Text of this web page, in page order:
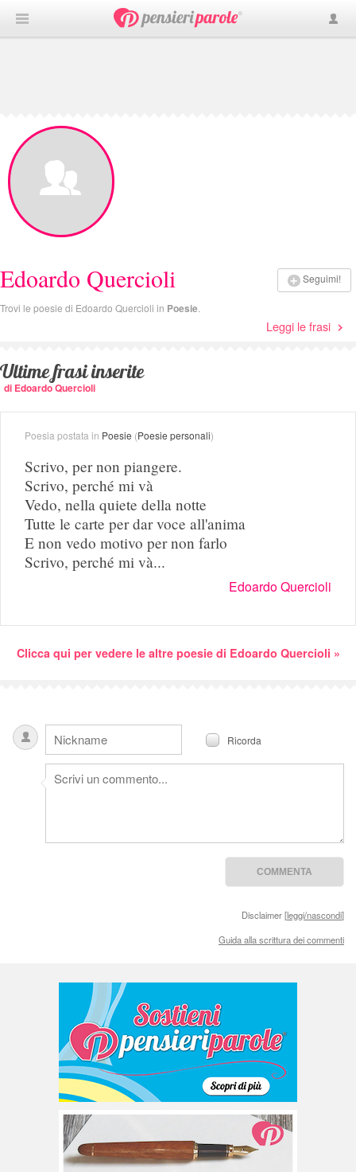
Seguimi!
Edoardo Quercioli
Trovi le poesie di Edoardo Quercioli in Poesie
Leggi le frasi
Ultime frasi inserite
di Edoardo Quercioli
Poesia postata in Poesie (Poesie personali)
Scrivo, per non piangere.
Scrivo, perché mi và
Vedo, nella quiete della notte
Tutte le carte per dar voce all'anima
E non vedo motivo per non farlo
Scrivo, perché mi và...
Edoardo Quercioli
Clicca qui per vedere le altre poesie di Edoardo Quercioli »
Ricorda
Disclaimer [leggi/nascondi]
Guida alla scrittura dei commenti